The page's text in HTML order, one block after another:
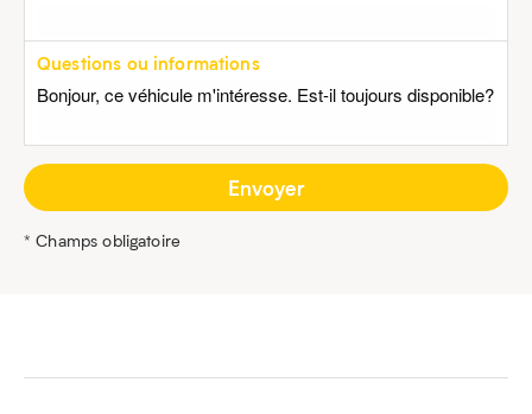
Questions ou informations
* Champs obligatoire